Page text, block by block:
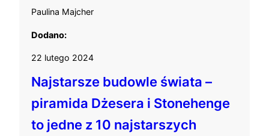
Paulina Majcher
Dodano:
22 lutego 2024
Najstarsze budowle świata –
piramida Dżesera i Stonehenge
to jedne z 10 najstarszych